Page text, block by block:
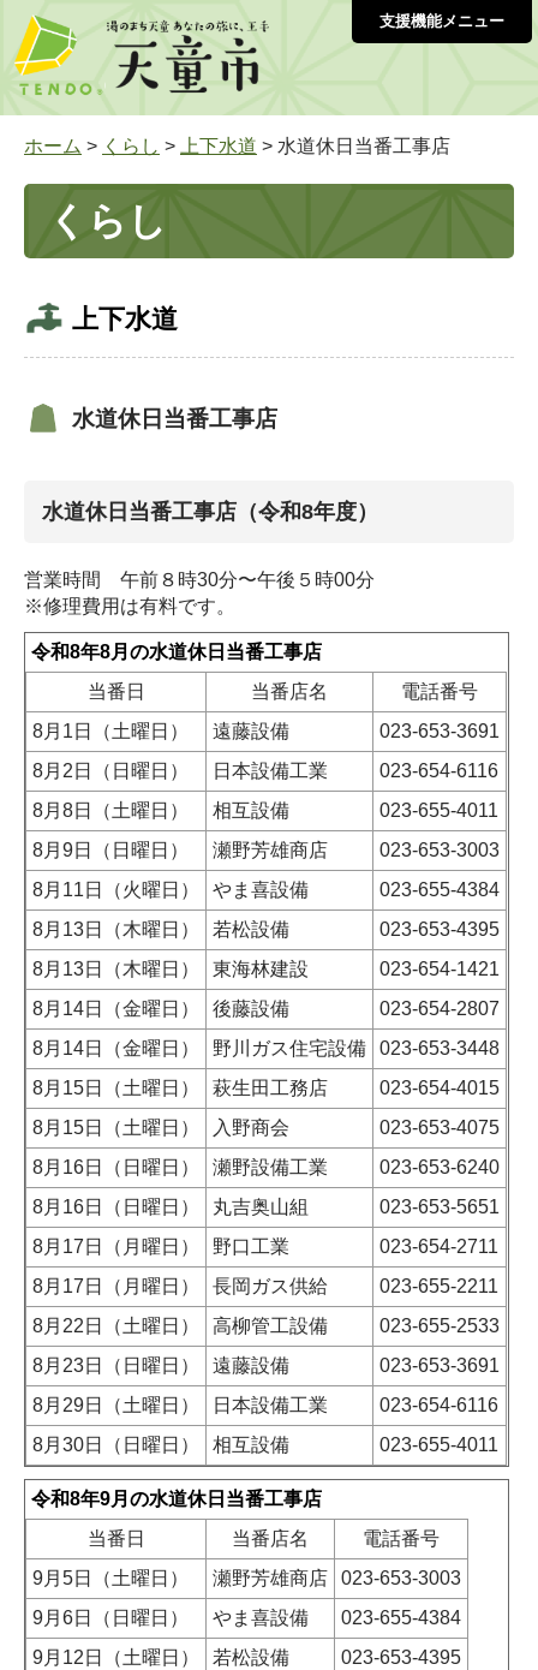
支援機能メニュー
ホーム > くらし > 上下水道 > 水道休日当番工事店
くらし
上下水道
水道休日当番工事店
水道休日当番工事店（令和8年度）
営業時間 午前８時30分〜午後５時00分
※修理費用は有料です。
令和8年8月の水道休日当番工事店
当番日
当番店名
電話番号
8月1日（土曜日）
遠藤設備
023-653-3691
8月2日（日曜日）
日本設備工業
023-654-6116
8月8日（土曜日）
相互設備
023-655-4011
8月9日（日曜日）
瀬野芳雄商店
023-653-3003
8月11日（火曜日）
やま喜設備
023-655-4384
8月13日（木曜日）
若松設備
023-653-4395
8月13日（木曜日）
東海林建設
023-654-1421
8月14日（金曜日）
後藤設備
023-654-2807
8月14日（金曜日）
野川ガス住宅設備
023-653-3448
8月15日（土曜日）
萩生田工務店
023-654-4015
8月15日（土曜日）
入野商会
023-653-4075
8月16日（日曜日）
瀬野設備工業
023-653-6240
8月16日（日曜日）
丸吉奥山組
023-653-5651
8月17日（月曜日）
野口工業
023-654-2711
8月17日（月曜日）
長岡ガス供給
023-655-2211
8月22日（土曜日）
高柳管工設備
023-655-2533
8月23日（日曜日）
遠藤設備
023-653-3691
8月29日（土曜日）
日本設備工業
023-654-6116
8月30日（日曜日）
相互設備 023-655-4011
令和8年9月の水道休日当番工事店
当番日
当番店名
電話番号
9月5日（土曜日）
瀬野芳雄商店
023-653-3003
9月6日（日曜日）
やま喜設備
023-655-4384
9月12日（土曜日）
若松設備
023-653-4395